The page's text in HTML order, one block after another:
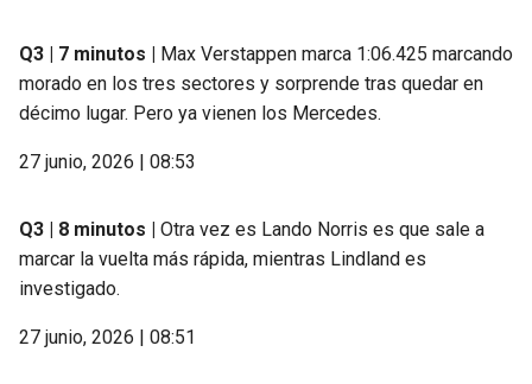
Q3 | 7 minutos |
Max Verstappen marca 1:06.425 marcando
morado en los tres sectores y sorprende tras quedar en
décimo lugar. Pero ya vienen los Mercedes.
27 junio, 2026 | 08:53
Q3 | 8 minutos |
Otra vez es Lando Norris es que sale a
marcar la vuelta más rápida, mientras Lindland es
investigado.
27 junio, 2026 | 08:51